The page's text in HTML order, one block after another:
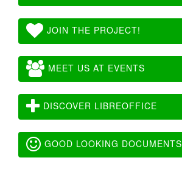
JOIN THE PROJECT!
MEET US AT EVENTS
DISCOVER LIBREOFFICE
GOOD LOOKING DOCUMENTS